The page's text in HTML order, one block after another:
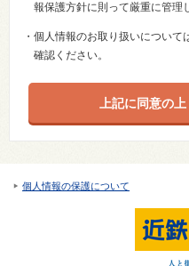
報保護方針に則って厳重に管理
・個人情報のお取り扱いについて
確認ください。
個人情報の保護について